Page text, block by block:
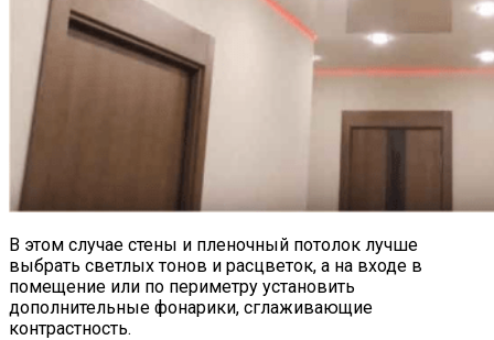
В этом случае стены и пленочный потолок лучше
выбрать светлых тонов и расцветок, а на входе в
помещение или по периметру установить
дополнительные фонарики, сглаживающие
контрастность.